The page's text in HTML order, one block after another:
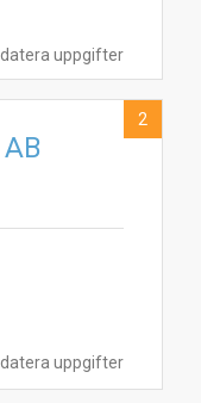
uppgifter
uppgifter
2